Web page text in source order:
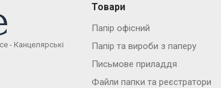
Товари
Папір офісний
Папір та вироби з паперу
Письмове приладдя
Файли папки та реєстратори
- Канцелярські